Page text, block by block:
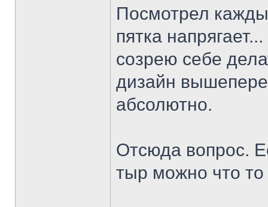
Посмотрел
пятка
созрею себе
дизайн
абсолютно.
Отсюда вопрос.
тыр можно что